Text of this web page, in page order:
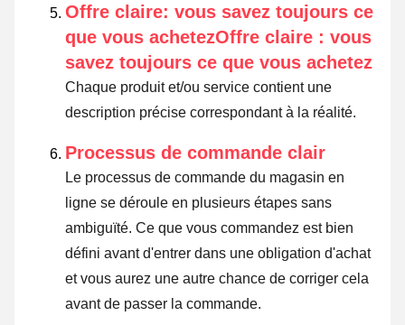
Offre claire: vous savez toujours ce
que vous achetezOffre claire : vous
savez toujours ce que vous achetez
Chaque produit et/ou service contient une
description précise correspondant à la réalité.
Processus de commande clair
Le processus de commande du magasin en
ligne se déroule en plusieurs étapes sans
ambiguïté. Ce que vous commandez est bien
défini avant d'entrer dans une obligation d'achat
et vous aurez une autre chance de corriger cela
avant de passer la commande.